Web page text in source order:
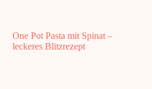
One Pot Pasta mit Spinat –
leckeres Blitzrezept